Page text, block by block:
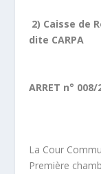
2) Caisse de
dite
ARRET n°
La Cour
Première